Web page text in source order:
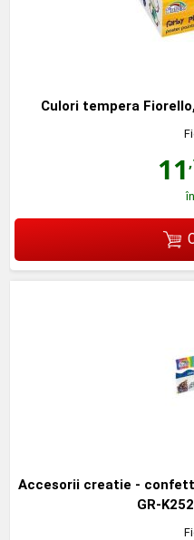
Culori tempera
11
Accesorii creatie -
GR-